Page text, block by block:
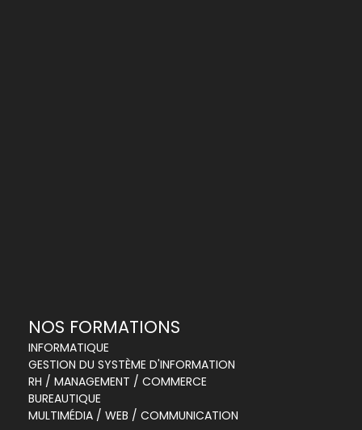
NOS FORMATIONS
INFORMATIQUE
GESTION DU SYSTÈME D'INFORMATION
RH / MANAGEMENT / COMMERCE
BUREAUTIQUE
MULTIMÉDIA / WEB / COMMUNICATION